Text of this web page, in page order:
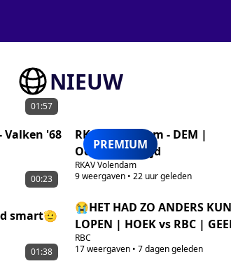
NIEUW
01:57
'68
PREMIUM
RKAV Volendam - DEM |
Oefenwedstrijd
RKAV Volendam
9weergaven • 22 uur geleden
00:23
smart🫡
😭HET HAD ZO ANDERS
LOPEN | HOEK vs RBC |
RESULTAAT | WEL
ONTWIKKELING!
RBC
17weergaven • 7 dagen geleden
01:38